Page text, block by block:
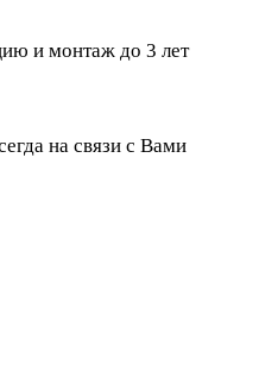
и монтаж до 3 лет
на связи с Вами